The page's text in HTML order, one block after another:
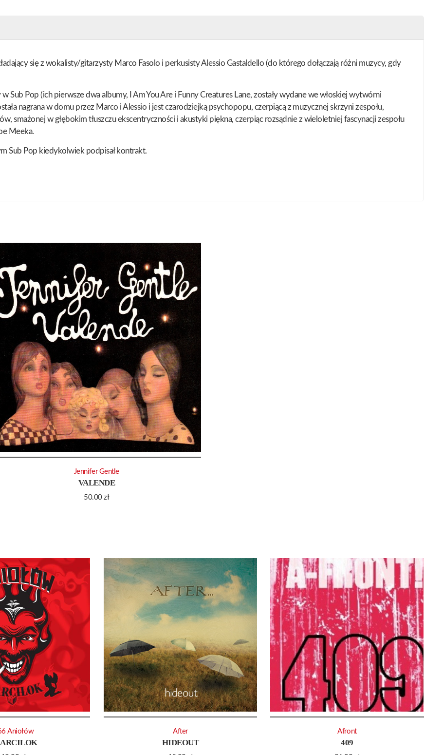
się z wokalisty/gitarzysty Marco Fasolo i perkusisty Alessio Gastaldello (do którego dołączają różni muzycy, gdy
Sub Pop (ich pierwsze dwa albumy, I Am You Are i Funny Creatures Lane, zostały wydane we włoskiej wytwórni
nagrana w domu przez Marco i Alessio i jest czarodziejką psychopopu, czerpiącą z muzycznej skrzyni zespołu,
smażonej w głębokim tłuszczu ekscentryczności i akustyki piękna, czerpiąc rozsądnie z wieloletniej fascynacji zespołu
Meeka.
Sub Pop kiedykolwiek podpisał kontrakt.
VALENDE
50.00zł
Jennifer Gentle
Aniołów
HIDEOUT
After
409
Afront